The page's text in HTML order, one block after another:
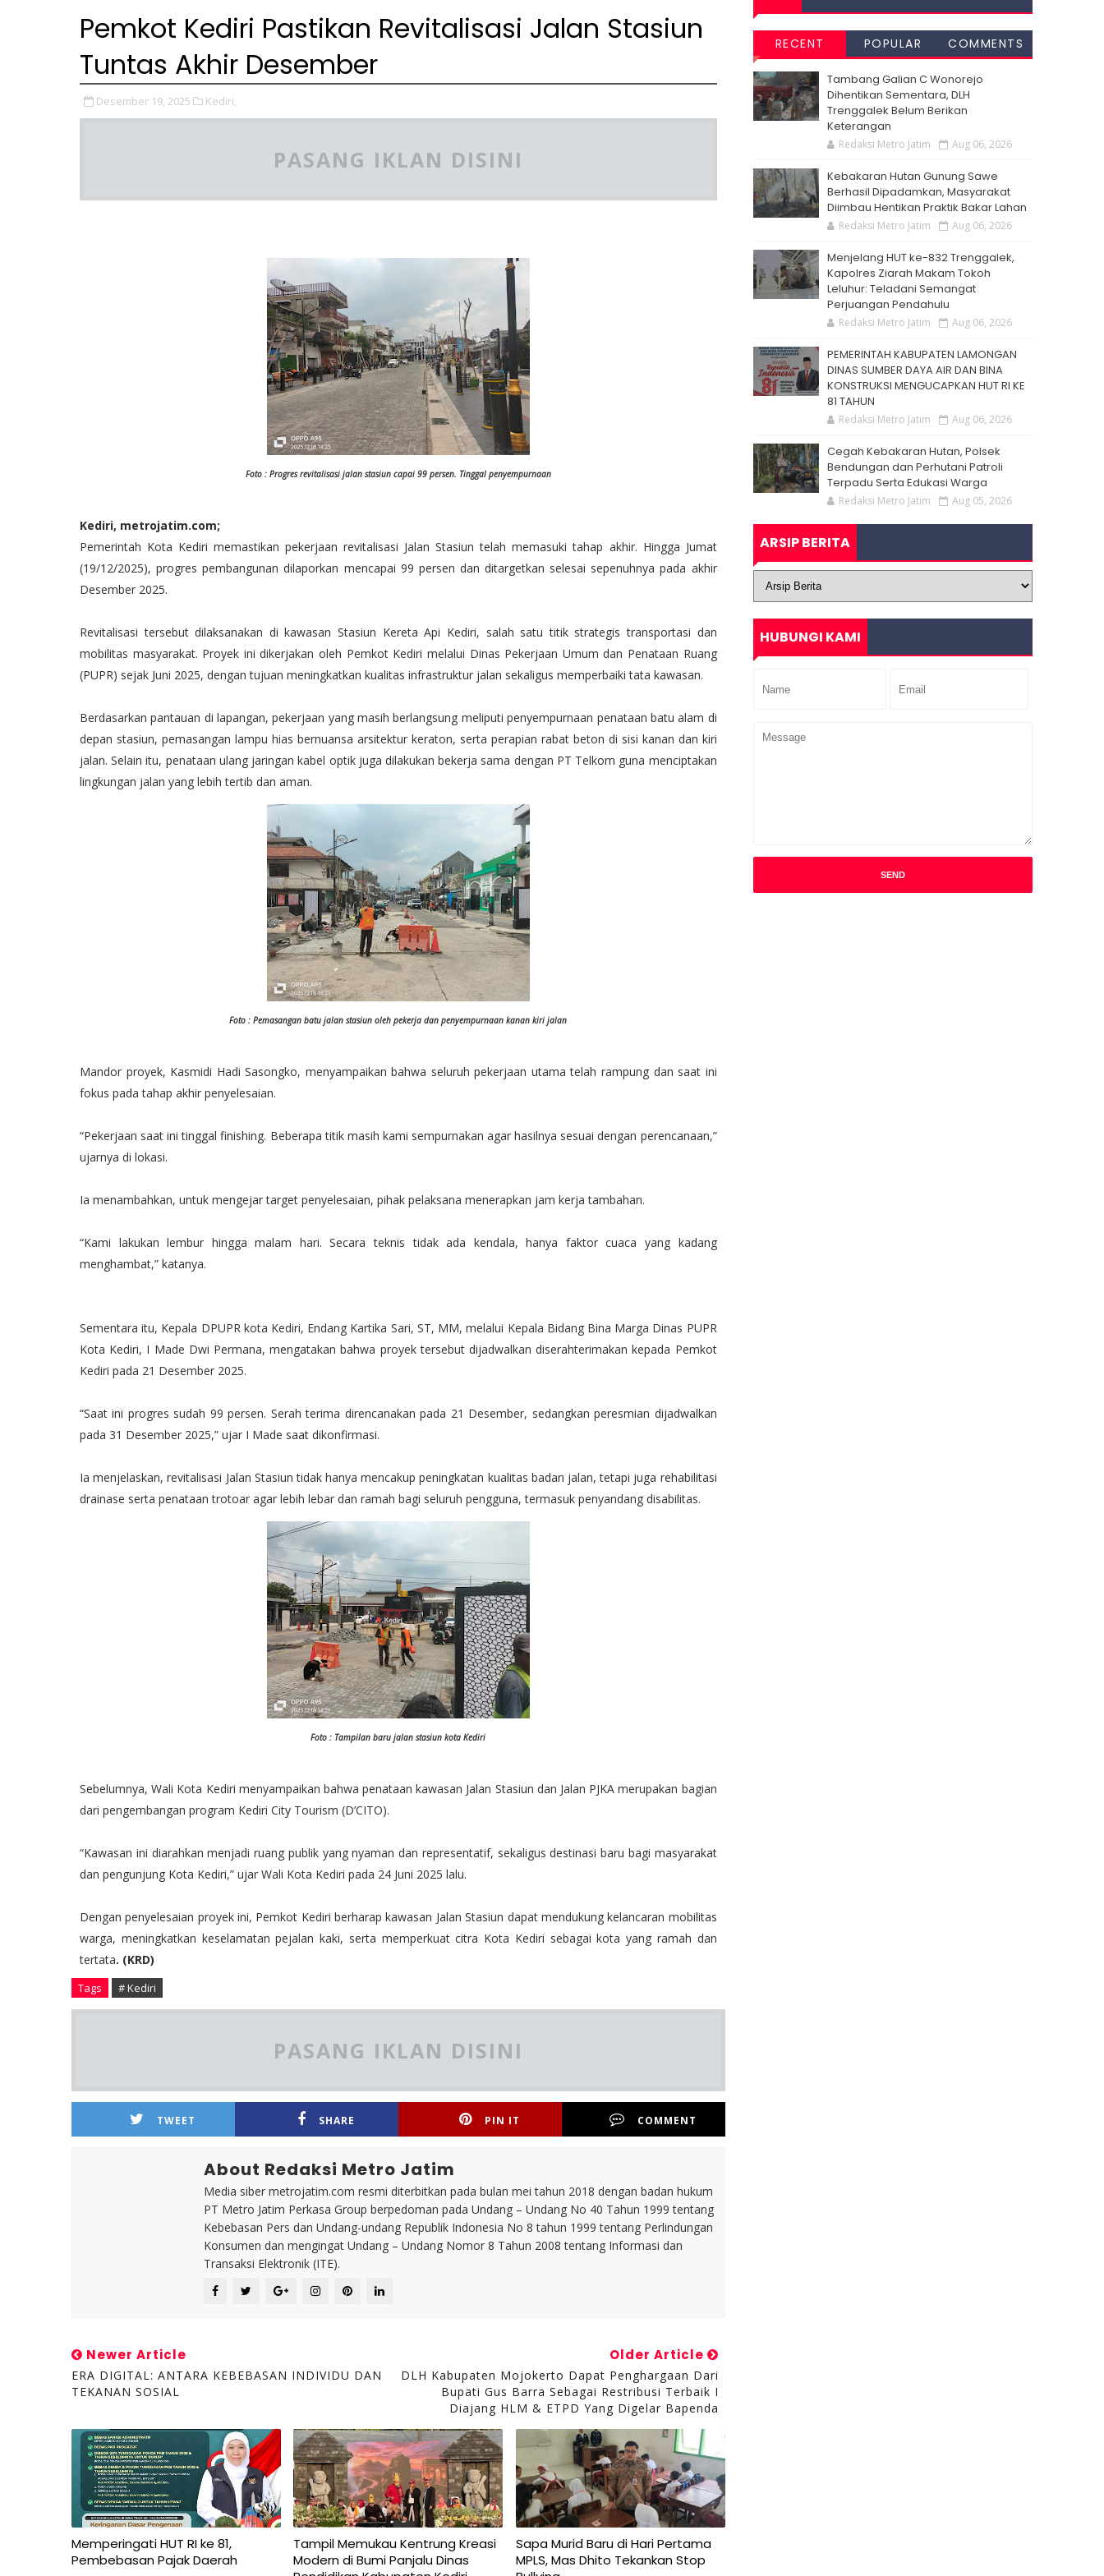
Pemkot Kediri Pastikan Revitalisasi Jalan Stasiun
Tuntas Akhir Desember
Desember 19, 2025 Kediri,
PASANG IKLAN DISINI
Foto : Progres revitalisasi jalan stasiun capai 99 persen. Tinggal penyempurnaan
Kediri, metrojatim.com;
Pemerintah Kota Kediri memastikan pekerjaan revitalisasi Jalan Stasiun telah memasuki tahap akhir. Hingga Jumat
(19/12/2025), progres pembangunan dilaporkan mencapai 99 persen dan ditargetkan selesai sepenuhnya pada akhir
Desember 2025.
Revitalisasi tersebut dilaksanakan di kawasan Stasiun Kereta Api Kediri, salah satu titik strategis transportasi dan
mobilitas masyarakat. Proyek ini dikerjakan oleh Pemkot Kediri melalui Dinas Pekerjaan Umum dan Penataan Ruang
(PUPR) sejak Juni 2025, dengan tujuan meningkatkan kualitas infrastruktur jalan sekaligus memperbaiki tata kawasan.
Berdasarkan pantauan di lapangan, pekerjaan yang masih berlangsung meliputi penyempurnaan penataan batu alam di
depan stasiun, pemasangan lampu hias bernuansa arsitektur keraton, serta perapian rabat beton di sisi kanan dan kiri
jalan. Selain itu, penataan ulang jaringan kabel optik juga dilakukan bekerja sama dengan PT Telkom guna menciptakan
lingkungan jalan yang lebih tertib dan aman.
Foto : Pemasangan batu jalan stasiun oleh pekerja dan penyempurnaan kanan kiri jalan
Mandor proyek, Kasmidi Hadi Sasongko, menyampaikan bahwa seluruh pekerjaan utama telah rampung dan saat ini
fokus pada tahap akhir penyelesaian.
“Pekerjaan saat ini tinggal finishing. Beberapa titik masih kami sempurnakan agar hasilnya sesuai dengan perencanaan,”
ujarnya di lokasi.
Ia menambahkan, untuk mengejar target penyelesaian, pihak pelaksana menerapkan jam kerja tambahan.
“Kami lakukan lembur hingga malam hari. Secara teknis tidak ada kendala, hanya faktor cuaca yang kadang
menghambat,” katanya.
Sementara itu, Kepala DPUPR kota Kediri, Endang Kartika Sari, ST, MM, melalui Kepala Bidang Bina Marga Dinas PUPR
Kota Kediri, I Made Dwi Permana, mengatakan bahwa proyek tersebut dijadwalkan diserahterimakan kepada Pemkot
Kediri pada 21 Desember 2025.
“Saat ini progres sudah 99 persen. Serah terima direncanakan pada 21 Desember, sedangkan peresmian dijadwalkan
pada 31 Desember 2025,” ujar I Made saat dikonfirmasi.
Ia menjelaskan, revitalisasi Jalan Stasiun tidak hanya mencakup peningkatan kualitas badan jalan, tetapi juga rehabilitasi
drainase serta penataan trotoar agar lebih lebar dan ramah bagi seluruh pengguna, termasuk penyandang disabilitas.
Foto : Tampilan baru jalan stasiun kota Kediri
Sebelumnya, Wali Kota Kediri menyampaikan bahwa penataan kawasan Jalan Stasiun dan Jalan PJKA merupakan bagian
dari pengembangan program Kediri City Tourism (D’CITO).
“Kawasan ini diarahkan menjadi ruang publik yang nyaman dan representatif, sekaligus destinasi baru bagi masyarakat
dan pengunjung Kota Kediri,” ujar Wali Kota Kediri pada 24 Juni 2025 lalu.
Dengan penyelesaian proyek ini, Pemkot Kediri berharap kawasan Jalan Stasiun dapat mendukung kelancaran mobilitas
warga, meningkatkan keselamatan pejalan kaki, serta memperkuat citra Kota Kediri sebagai kota yang ramah dan
tertata. (KRD)
Tags # Kediri
PASANG IKLAN DISINI
TWEET SHARE PIN IT COMMENT
About Redaksi Metro Jatim
Media siber metrojatim.com resmi diterbitkan pada bulan mei tahun 2018 dengan badan hukum
PT Metro Jatim Perkasa Group berpedoman pada Undang – Undang No 40 Tahun 1999 tentang
Kebebasan Pers dan Undang-undang Republik Indonesia No 8 tahun 1999 tentang Perlindungan
Konsumen dan mengingat Undang – Undang Nomor 8 Tahun 2008 tentang Informasi dan
Transaksi Elektronik (ITE).
Newer Article
ERA DIGITAL: ANTARA KEBEBASAN INDIVIDU DAN
TEKANAN SOSIAL
Older Article
DLH Kabupaten Mojokerto Dapat Penghargaan Dari
Bupati Gus Barra Sebagai Restribusi Terbaik I
Diajang HLM & ETPD Yang Digelar Bapenda
Memperingati HUT RI ke 81,
Pembebasan Pajak Daerah
Tampil Memukau Kentrung Kreasi
Modern di Bumi Panjalu Dinas
Sapa Murid Baru di Hari Pertama
MPLS, Mas Dhito Tekankan Stop
RECENT POPULAR COMMENTS
Tambang Galian C Wonorejo
Dihentikan Sementara, DLH
Trenggalek Belum Berikan
Keterangan
Redaksi Metro Jatim Aug 06, 2026
Kebakaran Hutan Gunung Sawe
Berhasil Dipadamkan, Masyarakat
Diimbau Hentikan Praktik Bakar Lahan
Redaksi Metro Jatim Aug 06, 2026
Menjelang HUT ke-832 Trenggalek,
Kapolres Ziarah Makam Tokoh
Leluhur: Teladani Semangat
Perjuangan Pendahulu
Redaksi Metro Jatim Aug 06, 2026
PEMERINTAH KABUPATEN LAMONGAN
DINAS SUMBER DAYA AIR DAN BINA
KONSTRUKSI MENGUCAPKAN HUT RI KE
81 TAHUN
Redaksi Metro Jatim Aug 06, 2026
Cegah Kebakaran Hutan, Polsek
Bendungan dan Perhutani Patroli
Terpadu Serta Edukasi Warga
Redaksi Metro Jatim Aug 05, 2026
ARSIP BERITA
HUBUNGI KAMI